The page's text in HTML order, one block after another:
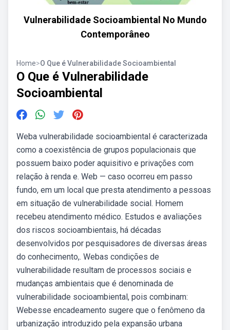
Vulnerabilidade Socioambiental No Mundo
Contemporâneo
Home>O Que é Vulnerabilidade Socioambiental
O Que é Vulnerabilidade
Socioambiental
Weba vulnerabilidade socioambiental é caracterizada
como a coexistência de grupos populacionais que
possuem baixo poder aquisitivo e privações com
relação à renda e. Web — caso ocorreu em passo
fundo, em um local que presta atendimento a pessoas
em situação de vulnerabilidade social. Homem
recebeu atendimento médico. Estudos e avaliações
dos riscos socioambientais, há décadas
desenvolvidos por pesquisadores de diversas áreas
do conhecimento,. Webas condições de
vulnerabilidade resultam de processos sociais e
mudanças ambientais que é denominada de
vulnerabilidade socioambiental, pois combinam:
Webesse encadeamento sugere que o fenômeno da
urbanização introduzido pela expansão urbana